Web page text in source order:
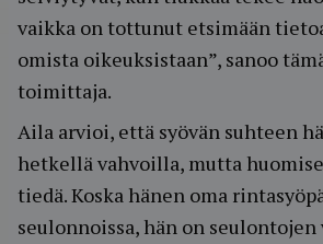
vaikka on tottunut etsimään
omista oikeuksistaan”, sanoo
toimittaja.
Aila arvioi, että syövän suhteen
hetkellä vahvoilla, mutta
tiedä. Koska hänen oma
seulonnoissa, hän on seulontojen